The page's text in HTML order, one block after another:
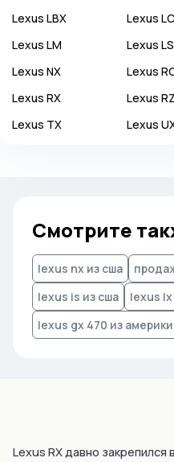
Lexus LBX Lexus LC
Lexus LM Lexus LS
Lexus NX Lexus
Lexus RX Lexus RZ
Lexus TX Lexus
Смотрите
lexus nx из сша
lexus is из сша
lexus lx
lexus gx 470 из америки
Lexus RX давно